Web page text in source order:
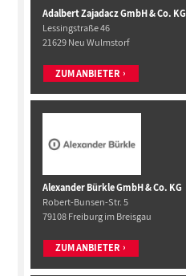
Adalbert Zajadacz GmbH & Co. KG
Lessingstraße 46
21629 Neu Wulmstorf
ZUM ANBIETER
Alexander Bürkle GmbH & Co. KG
Robert-Bunsen-Str. 5
79108 Freiburg im Breisgau
ZUM ANBIETER